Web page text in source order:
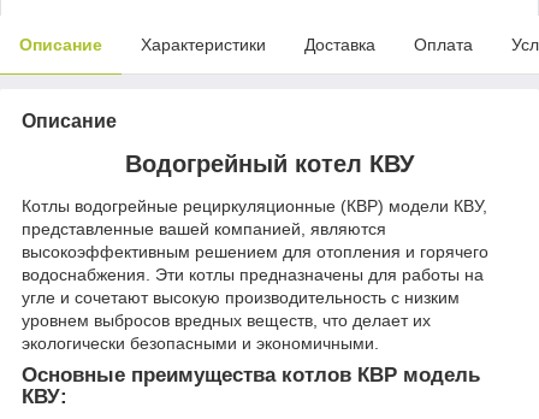
Описание Характеристики Доставка Оплата
Описание
Водогрейный котел КВУ
Котлы водогрейные рециркуляционные (КВР) модели КВУ,
представленные вашей компанией, являются
высокоэффективным решением для отопления и горячего
водоснабжения. Эти котлы предназначены для работы на
угле и сочетают высокую производительность с низким
уровнем выбросов вредных веществ, что делает их
экологически безопасными и экономичными.
Основные преимущества котлов КВР модель
КВУ: